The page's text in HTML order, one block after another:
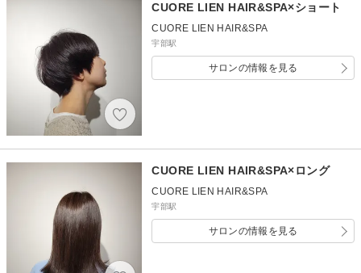
CUORE LIEN HAIR&SPA×ショート
CUORE LIEN HAIR&SPA
宇部駅
サロンの情報を見る
CUORE LIEN HAIR&SPA×ロング
CUORE LIEN HAIR&SPA
宇部駅
サロンの情報を見る